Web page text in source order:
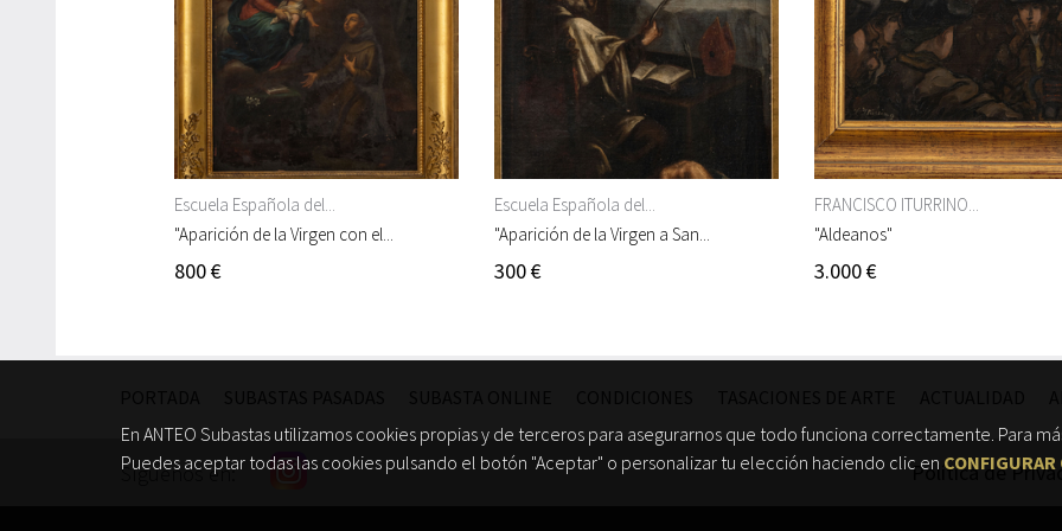
Escuela Española del...
"Aparición de la Virgen con el...
800 €
Escuela Española del...
"Aparición de la Virgen a San...
300 €
FRANCISCO ITURRINO...
"Aldeanos"
3.000 €
Síguenos en: Política de
En ANTEO Subastas utilizamos cookies propias y de terceros para asegurarnos que todo funciona correctamente. Para
Puedes aceptar todas las cookies pulsando el botón "Aceptar" o personalizar tu elección haciendo clic en CONFIGURAR